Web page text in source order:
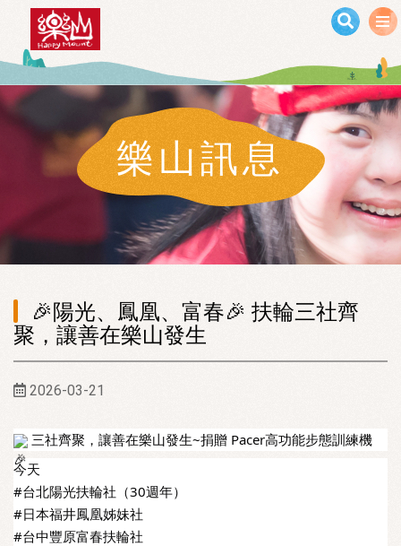
移至主內容
樂山訊息
🎉陽光、鳳凰、富春🎉 扶輪三社齊
聚，讓善在樂山發生
2026-03-21
三社齊聚，讓善在樂山發生~捐贈 Pacer高功能步態訓練機
今天
#台北陽光扶輪社 （30週年）
#日本福井鳳凰姊妹社
#台中豐原富春扶輪社